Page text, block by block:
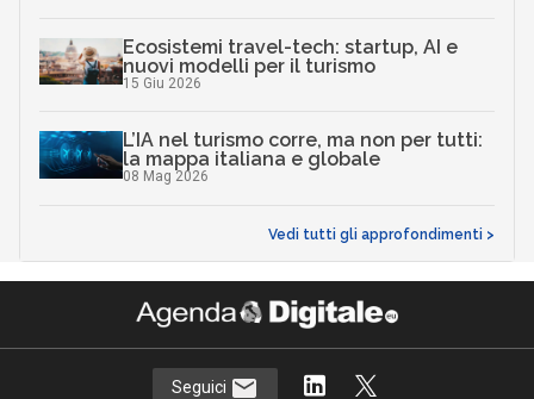
Ecosistemi travel-tech: startup, AI e
nuovi modelli per il turismo
15 Giu 2026
L’IA nel turismo corre, ma non per tutti:
la mappa italiana e globale
08 Mag 2026
Vedi tutti gli approfondimenti >
Seguici